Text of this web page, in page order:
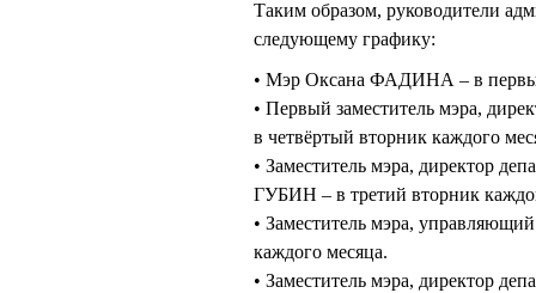
Таким образом, руководители
следующему графику:
• Мэр Оксана ФАДИНА – в
• Первый заместитель мэра,
в четвёртый вторник каждого
• Заместитель мэра, директор
ГУБИН – в третий вторник
• Заместитель мэра,
каждого месяца.
• Заместитель мэра, директор